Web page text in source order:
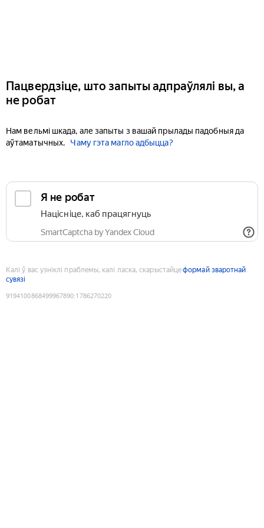
Пацвердзіце, што запыты адпраўлялі вы, а
не робат
Нам вельмі шкада, але запыты з вашай прылады падобныя да
аўтаматычных.
Чаму гэта магло адбыцца?
Я не робат
Націсніце, каб працягнуць
SmartCaptcha by Yandex Cloud
Калі ў вас узніклі праблемы, калі ласка, скарыстайцеформай зваротнай
сувязі
9194100868499967890:1786270220